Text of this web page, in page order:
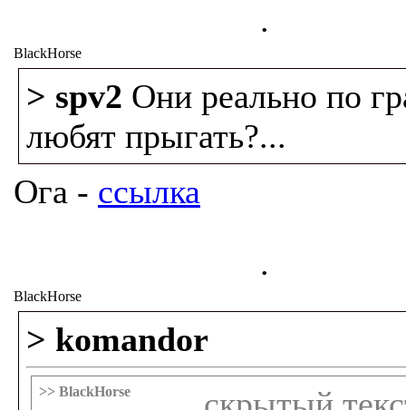
.
BlackHorse
> spv2 Они реально по
любят прыгать?...
Ога - ссылка
.
BlackHorse
> komandor
>> BlackHorse